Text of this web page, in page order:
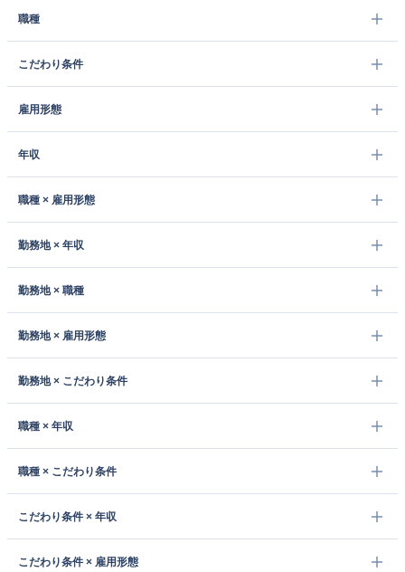
職種
こだわり条件
雇用形態
年収
職種 × 雇用形態
勤務地 × 年収
勤務地 × 職種
勤務地 × 雇用形態
勤務地 × こだわり条件
職種 × 年収
職種 × こだわり条件
こだわり条件 × 年収
こだわり条件 × 雇用形態